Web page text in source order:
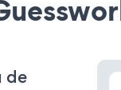
de